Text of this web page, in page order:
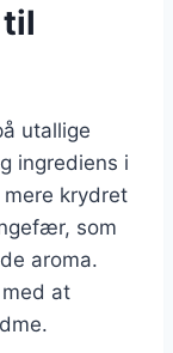
utallige
ingrediens i
krydret
som
aroma.
at